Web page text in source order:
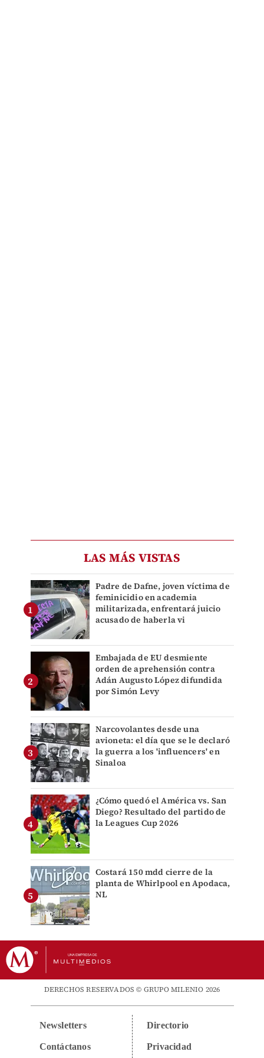
LAS MÁS VISTAS
Padre de Dafne, joven víctima de
feminicidio en academia
militarizada, enfrentará juicio
acusado de haberla vi
Embajada de EU desmiente
orden de aprehensión contra
Adán Augusto López difundida
por Simón Levy
Narcovolantes desde una
avioneta: el día que se le declaró
la guerra a los 'influencers' en
Sinaloa
¿Cómo quedó el América vs. San
Diego? Resultado del partido de
la Leagues Cup 2026
Costará 150 mdd cierre de la
planta de Whirlpool en Apodaca,
NL
DERECHOS RESERVADOS © GRUPO MILENIO 2026
Newsletters
Contáctanos
Directorio
Privacidad